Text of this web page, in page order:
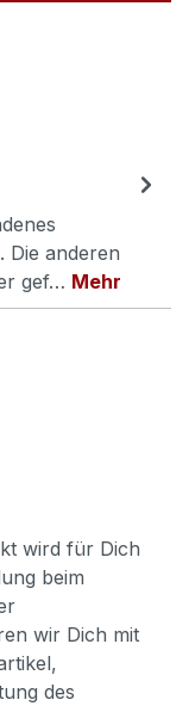
Die anderen
gef… Mehr
wird für Dich
beim
wir Dich mit
des